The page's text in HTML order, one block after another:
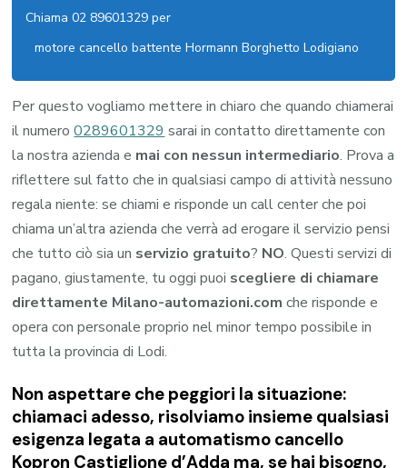
Chiama 02 89601329 per
motore cancello battente Hormann Borghetto Lodigiano
Per questo vogliamo mettere in chiaro che quando chiamerai
il numero0289601329 sarai in contatto direttamente con
la nostra azienda e mai con nessun intermediario. Prova a
riflettere sul fatto che in qualsiasi campo di attività nessuno
regala niente: se chiami e risponde un call center che poi
chiama un’altra azienda che verrà ad erogare il servizio pensi
che tutto ciò sia un servizio gratuito? NO. Questi servizi di
pagano, giustamente, tu oggi puoi scegliere di chiamare
direttamente Milano-automazioni.com che risponde e
opera con personale proprio nel minor tempo possibile in
tutta la provincia di Lodi.
Non aspettare che peggiori la situazione:
chiamaci adesso, risolviamo insieme qualsiasi
esigenza legata a automatismo cancello
Kopron Castiglione d’Adda ma, se hai bisogno,